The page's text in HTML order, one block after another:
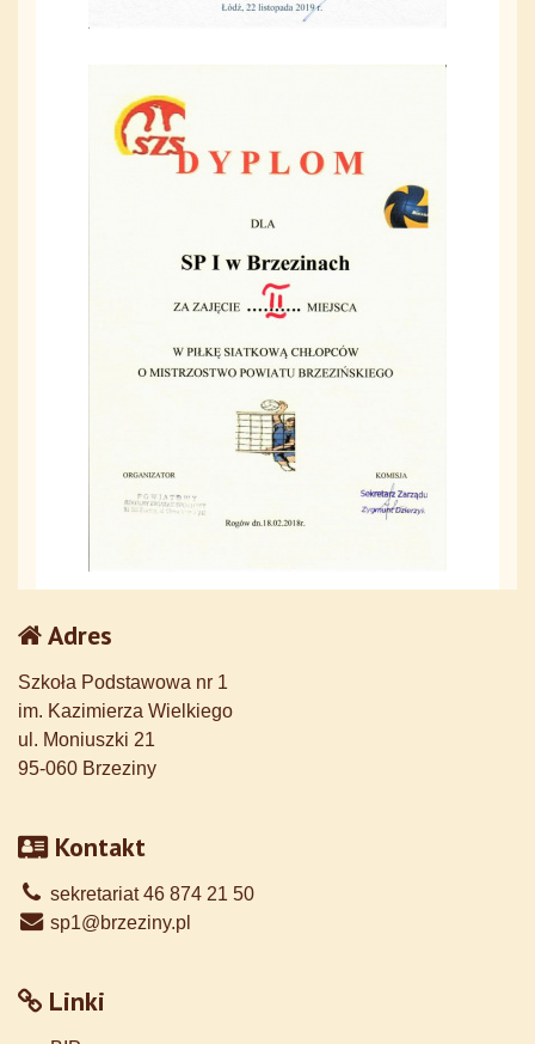
Adres
Szkoła Podstawowa nr 1
im. Kazimierza Wielkiego
ul. Moniuszki 21
95-060 Brzeziny
Kontakt
sekretariat 46 874 21 50
sp1@brzeziny.pl
Linki